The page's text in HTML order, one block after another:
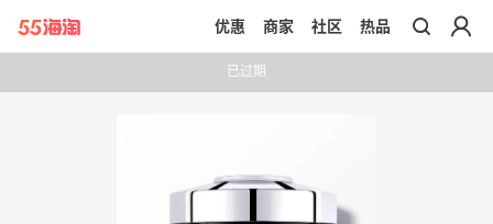
带你去官网买正品
优惠 商家 社区 热品
已过期